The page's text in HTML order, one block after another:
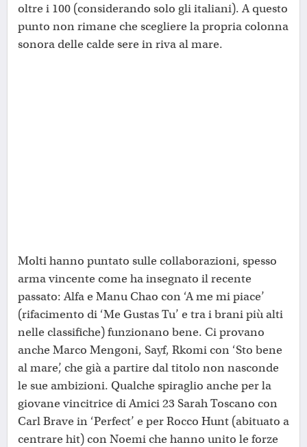
oltre i 100 (considerando solo gli italiani). A questo
punto non rimane che scegliere la propria colonna
sonora delle calde sere in riva al mare.
Molti hanno puntato sulle collaborazioni, spesso
arma vincente come ha insegnato il recente
passato: Alfa e Manu Chao con ‘A me mi piace’
(rifacimento di ‘Me Gustas Tu’ e tra i brani più alti
nelle classifiche) funzionano bene. Ci provano
anche Marco Mengoni, Sayf, Rkomi con ‘Sto bene
al mare’, che già a partire dal titolo non nasconde
le sue ambizioni. Qualche spiraglio anche per la
giovane vincitrice di Amici 23 Sarah Toscano con
Carl Brave in ‘Perfect’ e per Rocco Hunt (abituato a
centrare hit) con Noemi che hanno unito le forze